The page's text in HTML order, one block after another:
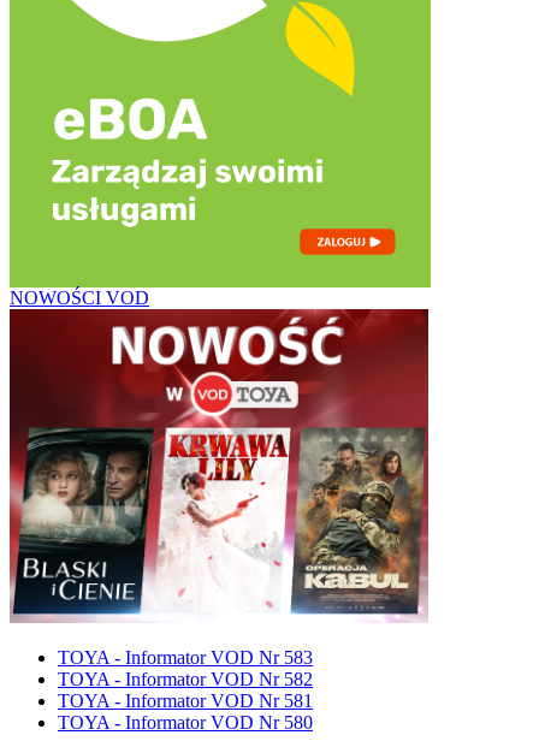
NOWOŚCI VOD
TOYA - Informator VOD Nr 583
TOYA - Informator VOD Nr 582
TOYA - Informator VOD Nr 581
TOYA - Informator VOD Nr 580